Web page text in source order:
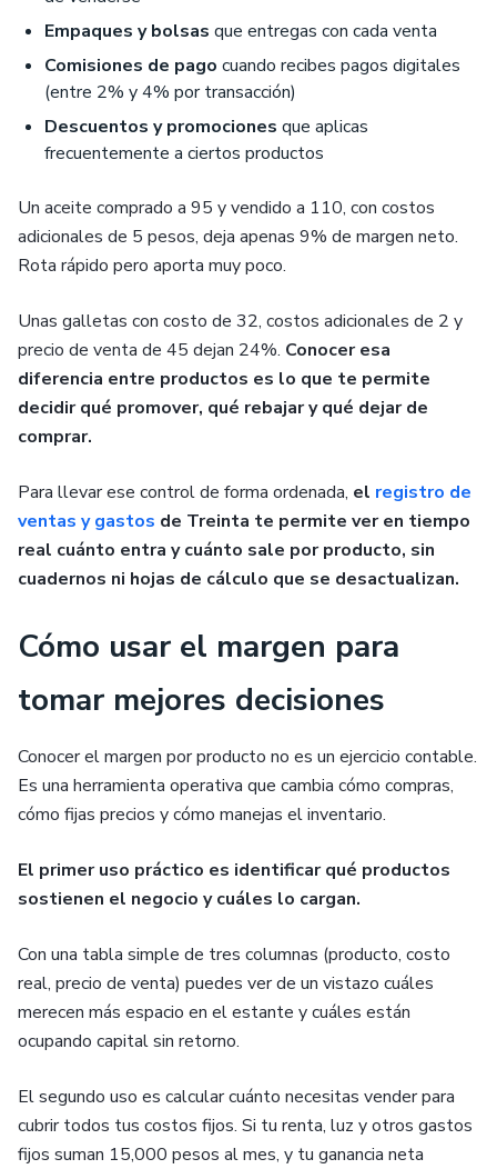
Empaques y bolsas que entregas con cada venta
Comisiones de pago cuando recibes pagos digitales
(entre 2% y 4% por transacción)
Descuentos y promociones que aplicas
frecuentemente a ciertos productos
Un aceite comprado a 95 y vendido a 110, con costos
adicionales de 5 pesos, deja apenas 9% de margen neto.
Rota rápido pero aporta muy poco.
Unas galletas con costo de 32, costos adicionales de 2 y
precio de venta de 45 dejan 24%. Conocer esa
diferencia entre productos es lo que te permite
decidir qué promover, qué rebajar y qué dejar de
comprar.
Para llevar ese control de forma ordenada, el registro de
ventas y gastos de Treinta te permite ver en tiempo
real cuánto entra y cuánto sale por producto, sin
cuadernos ni hojas de cálculo que se desactualizan.
Cómo usar el margen para
tomar mejores decisiones
Conocer el margen por producto no es un ejercicio contable.
Es una herramienta operativa que cambia cómo compras,
cómo fijas precios y cómo manejas el inventario.
El primer uso práctico es identificar qué productos
sostienen el negocio y cuáles lo cargan.
Con una tabla simple de tres columnas (producto, costo
real, precio de venta) puedes ver de un vistazo cuáles
merecen más espacio en el estante y cuáles están
ocupando capital sin retorno.
El segundo uso es calcular cuánto necesitas vender para
cubrir todos tus costos fijos. Si tu renta, luz y otros gastos
fijos suman 15,000 pesos al mes, y tu ganancia neta